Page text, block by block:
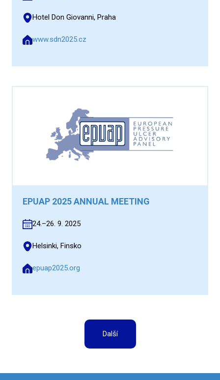
Hotel Don Giovanni, Praha
www.sdn2025.cz
EPUAP 2025 ANNUAL MEETING
24.–26. 9. 2025
Helsinki, Finsko
epuap2025.org
Další